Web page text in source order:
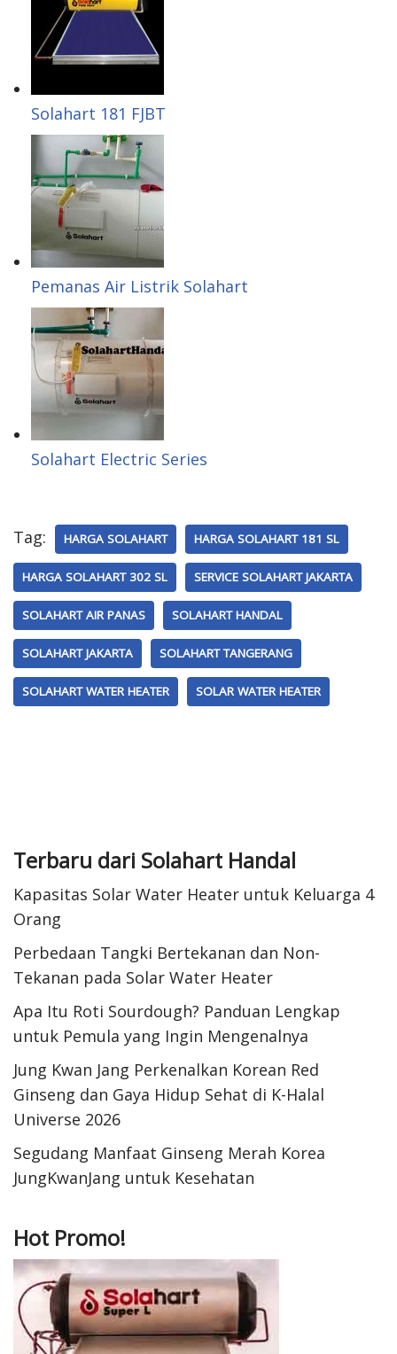
Solahart 181 FJBT
Pemanas Air Listrik Solahart
Solahart Electric Series
Tag: HARGA SOLAHART HARGA SOLAHART 181 SL
HARGA SOLAHART 302 SL SERVICE SOLAHART JAKARTA
SOLAHART AIR PANAS SOLAHART HANDAL
SOLAHART JAKARTA SOLAHART TANGERANG
SOLAHART WATER HEATER SOLAR WATER HEATER
Terbaru dari Solahart Handal
Kapasitas Solar Water Heater untuk Keluarga 4
Orang
Perbedaan Tangki Bertekanan dan Non-
Tekanan pada Solar Water Heater
Apa Itu Roti Sourdough? Panduan Lengkap
untuk Pemula yang Ingin Mengenalnya
Jung Kwan Jang Perkenalkan Korean Red
Ginseng dan Gaya Hidup Sehat di K-Halal
Universe 2026
Segudang Manfaat Ginseng Merah Korea
JungKwanJang untuk Kesehatan
Hot Promo!